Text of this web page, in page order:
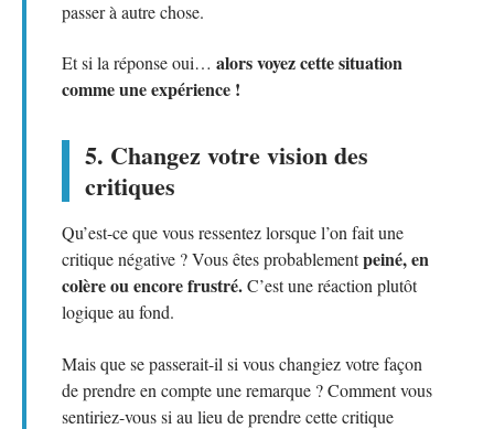
passer à autre chose.
Et si la réponse oui… alors voyez cette situation
comme une expérience !
5. Changez votre vision des
critiques
Qu’est-ce que vous ressentez lorsque l’on fait une
critique négative ? Vous êtes probablementpeiné, en
colère ou encore frustré.C’est une réaction plutôt
logique au fond.
Mais que se passerait-il si vous changiez votre façon
de prendre en compte une remarque ? Comment vous
sentiriez-vous si au lieu de prendre cette critique